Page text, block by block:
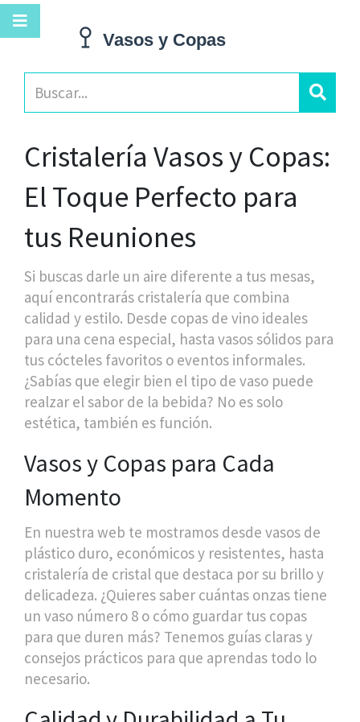
Cristalería Vasos y Copas:
El Toque Perfecto para
tus Reuniones
Si buscas darle un aire diferente a tus mesas,
aquí encontrarás cristalería que combina
calidad y estilo. Desde copas de vino ideales
para una cena especial, hasta vasos sólidos para
tus cócteles favoritos o eventos informales.
¿Sabías que elegir bien el tipo de vaso puede
realzar el sabor de la bebida? No es solo
estética, también es función.
Vasos y Copas para Cada
Momento
En nuestra web te mostramos desde vasos de
plástico duro, económicos y resistentes, hasta
cristalería de cristal que destaca por su brillo y
delicadeza. ¿Quieres saber cuántas onzas tiene
un vaso número 8 o cómo guardar tus copas
para que duren más? Tenemos guías claras y
consejos prácticos para que aprendas todo lo
necesario.